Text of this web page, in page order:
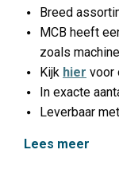
Breed
MCB heeft
zoals
Kijk hier voor
In exacte
Leverbaar
Lees meer